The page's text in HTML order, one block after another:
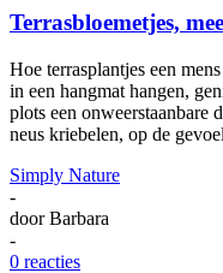
Terrasbloemetjes,
Hoe terrasplantjes een
in een hangmat hangen,
plots een onweerstaanbare
neus kriebelen, op de
Simply Nature
-
doorBarbara
-
0 reacties